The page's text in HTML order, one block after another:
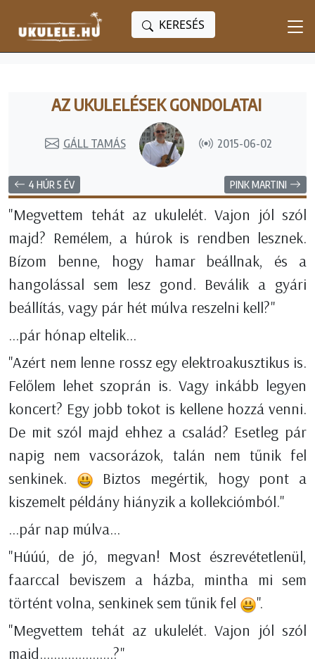
KERESÉS
AZ UKULELÉSEK GONDOLATAI
GÁLL TAMÁS 2015-06-02
4 HÚR 5 ÉV PINK MARTINI
"Megvettem tehát az ukulelét. Vajon jól szól
majd? Remélem, a húrok is rendben lesznek.
Bízom benne, hogy hamar beállnak, és a
hangolással sem lesz gond. Beválik a gyári
beállítás, vagy pár hét múlva reszelni kell?"
...pár hónap eltelik...
"Azért nem lenne rossz egy elektroakusztikus is.
Felőlem lehet szoprán is. Vagy inkább legyen
koncert? Egy jobb tokot is kellene hozzá venni.
De mit szól majd ehhez a család? Esetleg pár
napig nem vacsorázok, talán nem tűnik fel
senkinek.
Biztos megértik, hogy pont a
kiszemelt példány hiányzik a kollekciómból."
...pár nap múlva...
"Húúú, de jó, megvan! Most észrevétetlenül,
faarccal beviszem a házba, mintha mi sem
történt volna, senkinek sem tűnik fel
".
"Megvettem tehát az ukulelét. Vajon jól szól
majd.....................?"